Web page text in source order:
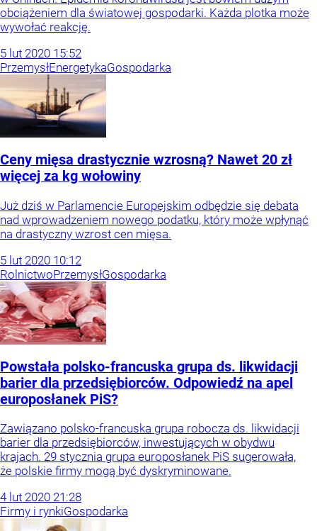
obciążeniem dla światowej gospodarki. Każda plotka może
wywołać reakcję.
5 lut 2020 15:52
PrzemysłEnergetykaGospodarka
Ceny mięsa drastycznie wzrosną? Nawet 20 zł
więcej za kg wołowiny
Już dziś w Parlamencie Europejskim odbędzie się debata
nad wprowadzeniem nowego podatku, który może wpłynąć
na drastyczny wzrost cen mięsa.
5 lut 2020 10:12
RolnictwoPrzemysłGospodarka
Powstała polsko-francuska grupa ds. likwidacji
barier dla przedsiębiorców. Odpowiedź na apel
europosłanek PiS?
Zawiązano polsko-francuska grupa robocza ds. likwidacji
barier dla przedsiębiorców, inwestujących w obydwu
krajach. 29 stycznia grupa europosłanek PiS sugerowała,
że polskie firmy mogą być dyskryminowane.
4 lut 2020 21:28
Firmy i rynkiGospodarka